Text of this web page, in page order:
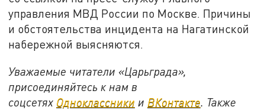
управления МВД России по Москве. Причины
и обстоятельства инцидента на Нагатинской
набережной выясняются.
Уважаемые читатели «Царьграда»,
присоединяйтесь к нам в
соцсетях Одноклассники и ВКонтакте. Также